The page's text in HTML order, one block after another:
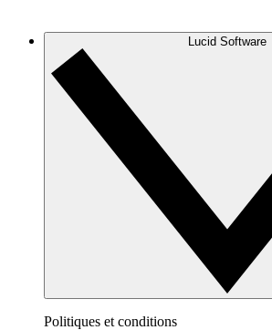
Lucid Software
Politiques et conditions